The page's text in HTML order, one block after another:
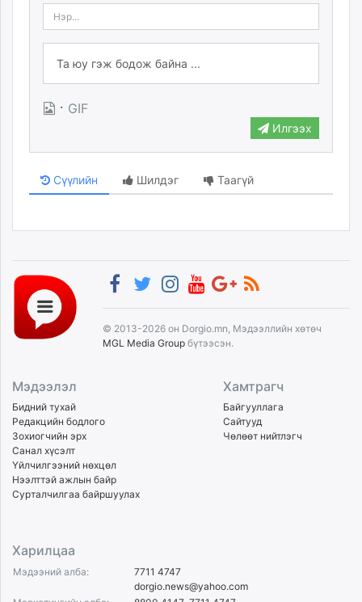
· GIF
Илгээх
Сүүлийн Шилдэг Таагүй
© 2013-2026 он Dorgio.mn, Мэдээллийн хөтөч
MGL Media Group бүтээсэн.
Мэдээлэл
Бидний тухай
Редакцийн бодлого
Зохиогчийн эрх
Санал хүсэлт
Үйлчилгээний нөхцөл
Нээлттэй ажлын байр
Сурталчилгаа байршуулах
Хамтрагч
Байгууллага
Сайтууд
Чөлөөт нийтлэгч
Харилцаа
Мэдээний алба:
7711 4747
dorgio.news@yahoo.com